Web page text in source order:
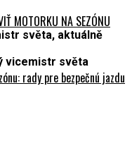
MOTORKU NA SEZÓNU
rady pre bezpečnú jazdu
světa, aktuálně
vicemistr světa